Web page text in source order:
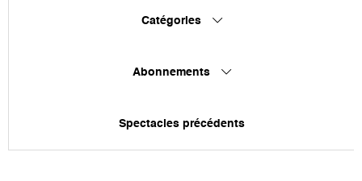
Catégories
Abonnements
Spectacles précédents